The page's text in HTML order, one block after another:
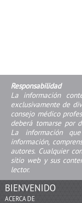
Responsabilidad
La información
exclusivamente de
consejo médico
deberá tomarse por
La información
información,
autores. Cualquier
sitio web y sus
lector.
BIENVENIDO
ACERCA DE